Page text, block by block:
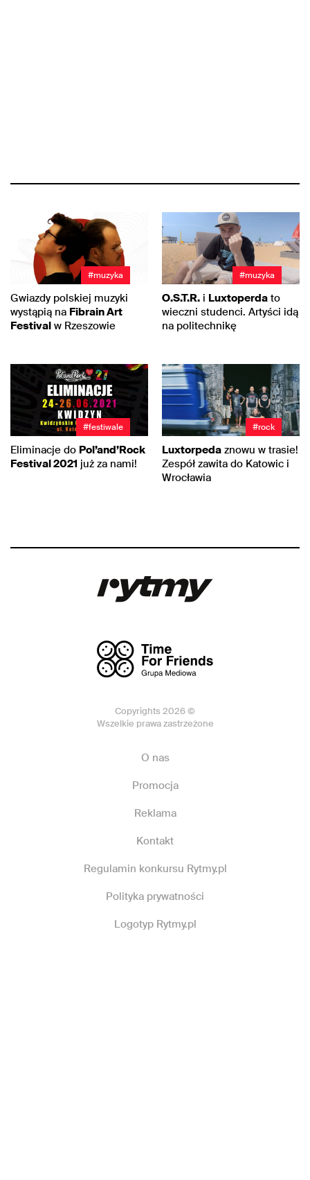
#muzyka
Gwiazdy polskiej muzyki
wystąpią na Fibrain Art
Festival w Rzeszowie
#muzyka
O.S.T.R. i Luxtoperda to
wieczni studenci. Artyści idą
na politechnikę
#festiwale
Eliminacje do Pol’and’Rock
Festival 2021 już za nami!
#rock
Luxtorpeda znowu w trasie!
Zespół zawita do Katowic i
Wrocławia
Copyrights 2026 ©
Wszelkie prawa zastrzeżone
O nas
Promocja
Reklama
Kontakt
Regulamin konkursu Rytmy.pl
Polityka prywatności
Logotyp Rytmy.pl